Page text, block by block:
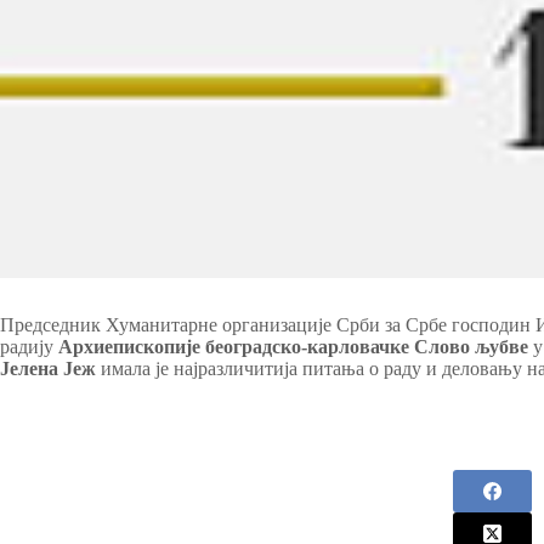
Председник Хуманитарне организације Срби за Србе господин
радију Архиепископије београдско-карловачке Слово љубве
Јелена Јеж имала је најразличитија питања о раду и деловању